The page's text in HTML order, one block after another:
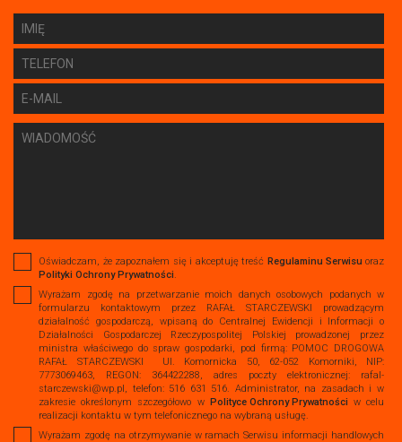
Oświadczam, że zapoznałem się i akceptuję treść Regulaminu Serwisu oraz
Polityki Ochrony Prywatności.
Wyrażam zgodę na przetwarzanie moich danych osobowych podanych w
formularzu kontaktowym przez RAFAŁ STARCZEWSKI prowadzącym
działalność gospodarczą, wpisaną do Centralnej Ewidencji i Informacji o
Działalności Gospodarczej Rzeczypospolitej Polskiej prowadzonej przez
ministra właściwego do spraw gospodarki, pod firmą: POMOC DROGOWA
RAFAŁ STARCZEWSKI Ul. Komornicka 50, 62-052 Komorniki, NIP:
7773069463, REGON: 364422288, adres poczty elektronicznej: rafal-
starczewski@wp.pl, telefon: 516 631 516. Administrator, na zasadach i w
zakresie określonym szczegółowo w
Polityce Ochrony Prywatności w celu
realizacji kontaktu w tym telefonicznego na wybraną usługę.
Wyrażam zgodę na otrzymywanie w ramach Serwisu informacji handlowych